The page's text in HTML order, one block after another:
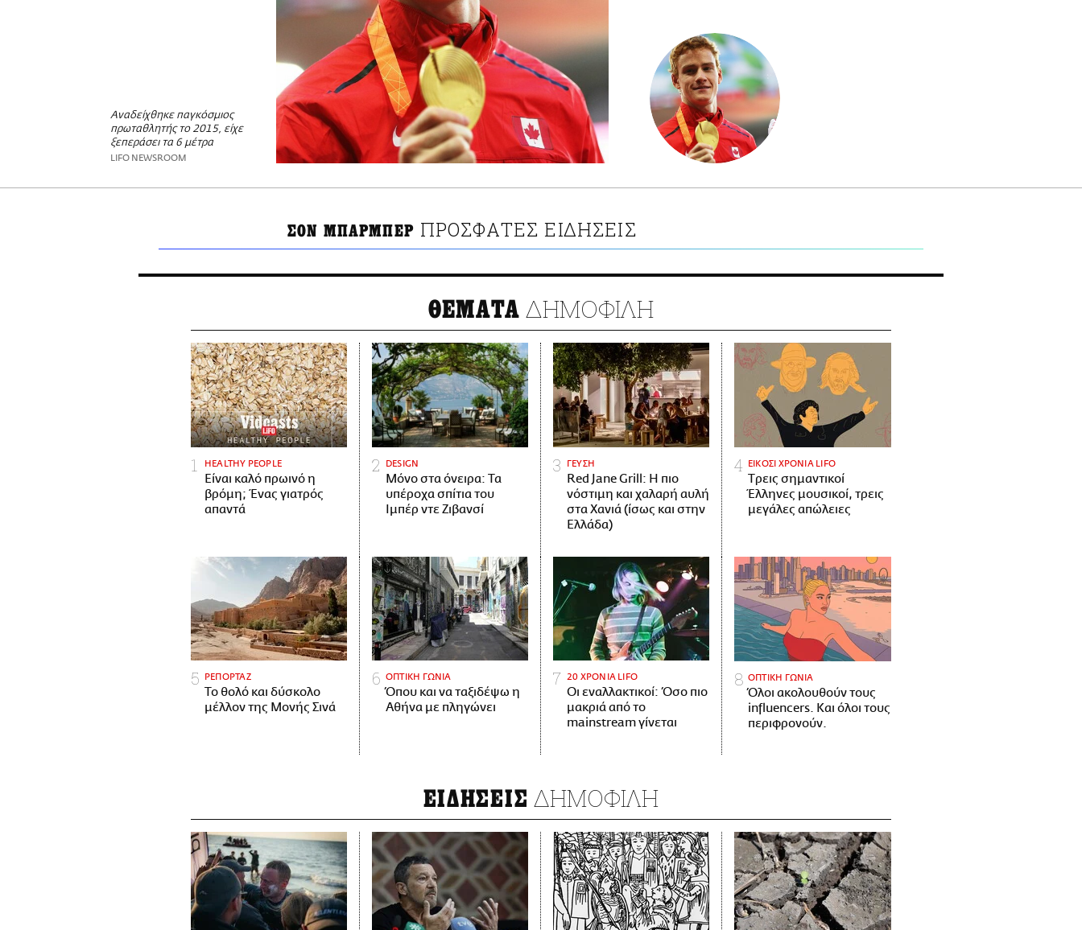
Αναδείχθηκε παγκόσμιος
πρωταθλητής το 2015, είχε
ξεπεράσει τα 6 μέτρα
LIFO NEWSROOM
ΣΟΝ ΜΠΑΡΜΠΕΡ ΠΡΟΣΦΑΤΕΣ ΕΙΔΗΣΕΙΣ
ΘΕΜΑΤΑ ΔΗΜΟΦΙΛΗ
HEALTHY PEOPLE
Είναι καλό πρωινό η
βρόμη; Ένας γιατρός
απαντά
DESIGN
Μόνο στα όνειρα: Τα
υπέροχα σπίτια του
Ιμπέρ ντε Ζιβανσί
ΓΕΥΣΗ
Red Jane Grill: Η πιο
νόστιμη και χαλαρή αυλή
στα Χανιά (ίσως και στην
Ελλάδα)
ΕΙΚΟΣΙ ΧΡΟΝΙΑ LIFO
Tρεις σημαντικοί
Έλληνες μουσικοί, τρεις
μεγάλες απώλειες
ΡΕΠΟΡΤΑΖ
Το θολό και δύσκολο
μέλλον της Μονής Σινά
ΟΠΤΙΚΗ ΓΩΝΙΑ
Όπου και να ταξιδέψω η
Αθήνα με πληγώνει
20 ΧΡΟΝΙΑ LIFO
Οι εναλλακτικοί: Όσο πιο
μακριά από το
mainstream γίνεται
ΟΠΤΙΚΗ ΓΩΝΙΑ
Όλοι ακολουθούν τους
influencers. Και όλοι τους
περιφρονούν.
ΕΙΔΗΣΕΙΣ ΔΗΜΟΦΙΛΗ